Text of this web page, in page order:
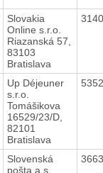
Slovakia
Online s.r.o.
Riazanská 57,
83103
Bratislava
Up Déjeuner
s.r.o.
Tomášikova
16529/23/D,
82101
Bratislava
Slovenská
pošta a.s.